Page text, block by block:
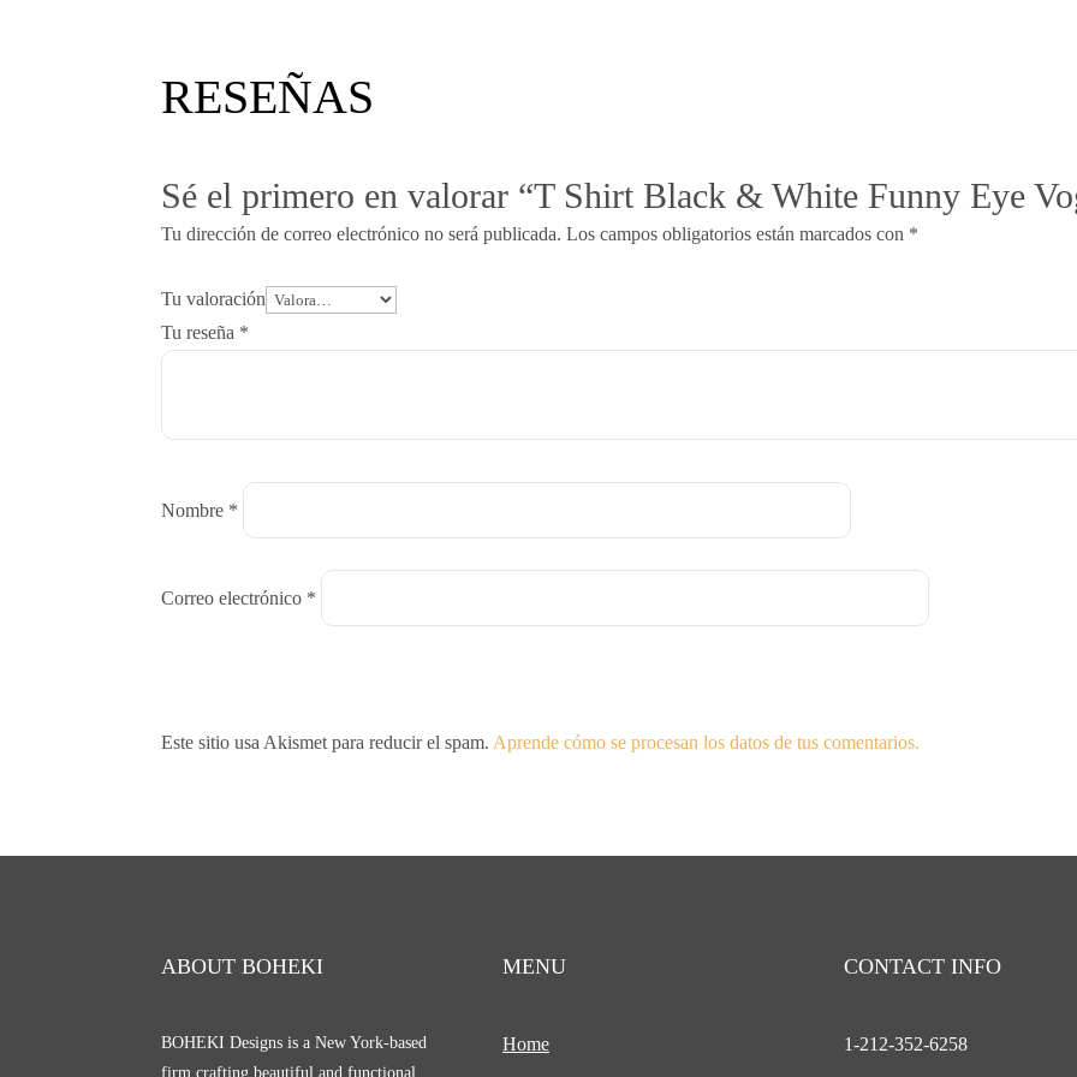
RESEÑAS
Sé el primero en valorar “T Shirt Black & White Funny Eye
Tu dirección de correo electrónico no será publicada. Los campos obligatorios están marcados con *
Tu valoración
Tu reseña *
Nombre *
Correo electrónico *
Este sitio usa Akismet para reducir el spam. Aprende cómo se procesan los datos de tus comentarios.
ABOUT BOHEKI
BOHEKI Designs is a New York-based
firm crafting beautiful and functional
MENU
Home
CONTACT INFO
1-212-352-6258